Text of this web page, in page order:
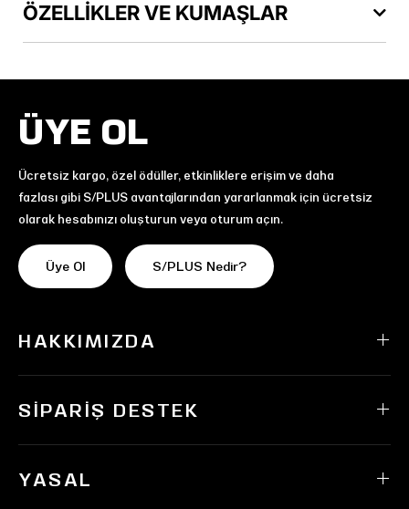
ÖZELLİKLER VE KUMAŞLAR
ÜYE OL
Ücretsiz kargo, özel ödüller, etkinliklere erişim ve daha
fazlası gibi S/PLUS avantajlarından yararlanmak için ücretsiz
olarak hesabınızı oluşturun veya oturum açın.
Üye Ol S/PLUS Nedir?
HAKKIMIZDA
SIPARIŞ DESTEK
YASAL